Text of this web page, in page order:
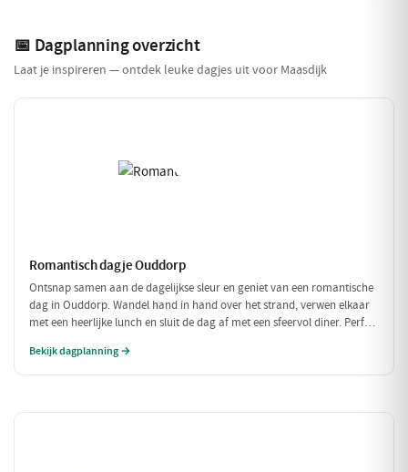
📅 Dagplanning overzicht
Laat je inspireren — ontdek leuke dagjes uit voor Maasdijk
Romantisch dagje Ouddorp
Ontsnap samen aan de dagelijkse sleur en geniet van een romantische
dag in Ouddorp. Wandel hand in hand over het strand, verwen elkaar
met een heerlijke lunch en sluit de dag af met een sfeervol diner. Perfect
Bekijk dagplanning →